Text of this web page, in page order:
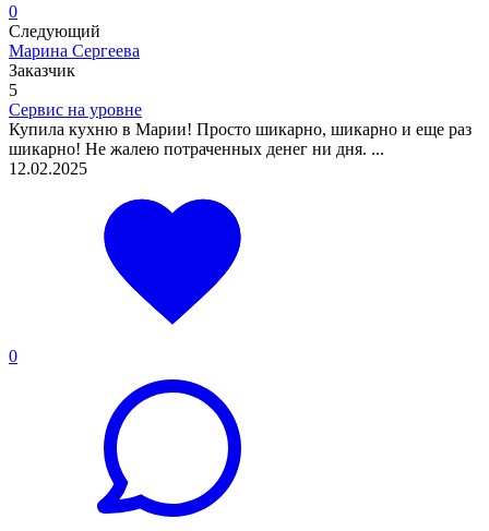
0
Следующий
Марина Сергеева
Заказчик
5
Сервис на уровне
Купила кухню в Марии! Просто шикарно, шикарно и еще раз
шикарно! Не жалею потраченных денег ни дня. ...
12.02.2025
0